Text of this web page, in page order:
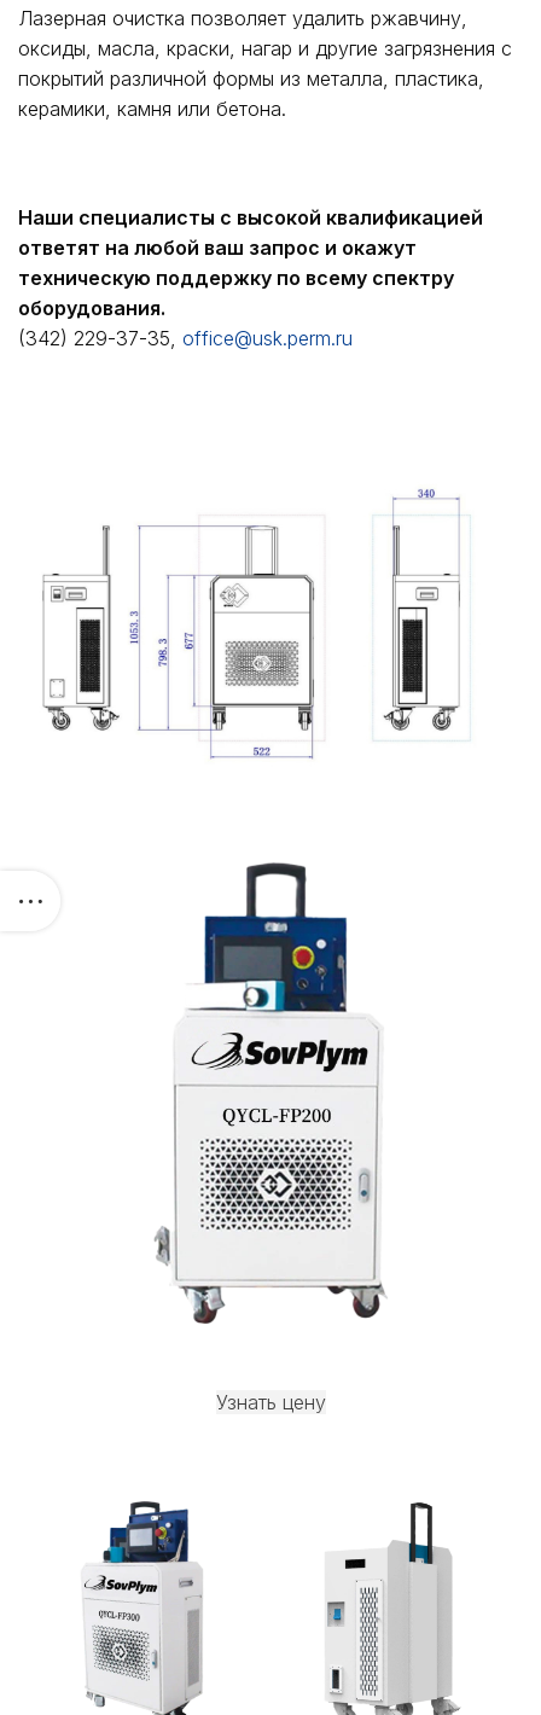
Лазерная очистка позволяет удалить ржавчину,
оксиды, масла, краски, нагар и другие загрязнения с
покрытий различной формы из металла, пластика,
керамики, камня или бетона.
Наши специалисты с высокой квалификацией
ответят на любой ваш запрос и окажут
техническую поддержку по всему спектру
оборудования.
(342) 229-37-35, office@usk.perm.ru
Узнать цену